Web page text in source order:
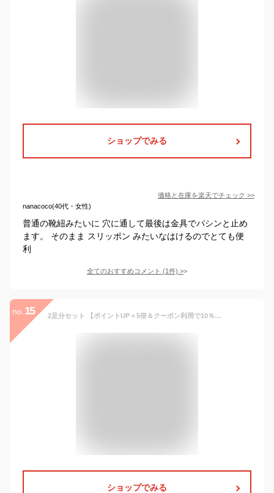
ショップでみる
価格と在庫を楽天でチェック >>
nanacoco(40代・女性)
普通の靴紐みたいに 穴に通して最後は金具でパシンと止め
ます。 そのまま スリッポン みたいなはけるのでとても便
利
全てのおすすめコメント (1件) >
no. 15 2足分セット 【ポイントUP＋5倍＆クーポン利用で10％OFF】 結ばない靴紐 靴紐 結ばない 靴ひも 紐 ゴム 伸びる 伸びる靴紐 ストッパー 磁石 マグネットバックル マグネット バックル 留め具 ロック シューレース コンバース ハイカット ほどけない ストレッチ レースロック
ショップでみる